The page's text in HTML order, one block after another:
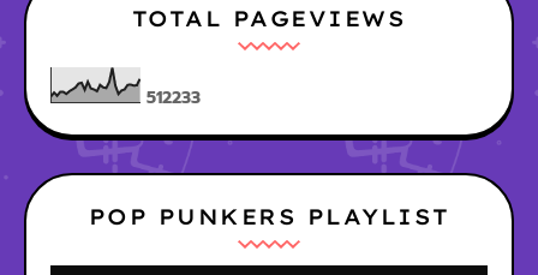
TOTAL PAGEVIEWS
512233
POP PUNKERS PLAYLIST